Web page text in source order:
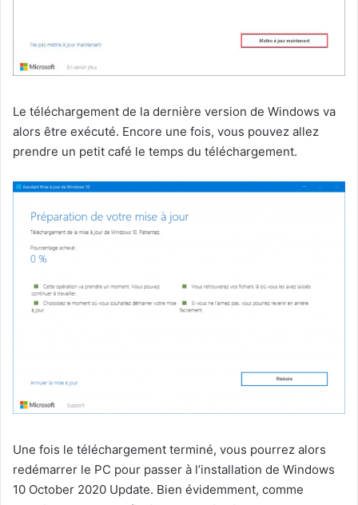
Le téléchargement de la dernière version de Windows va
alors être exécuté. Encore une fois, vous pouvez allez
prendre un petit café le temps du téléchargement.
Une fois le téléchargement terminé, vous pourrez alors
redémarrer le PC pour passer à l’installation de Windows
10 October 2020 Update. Bien évidemment, comme